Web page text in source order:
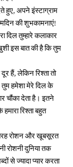
हुए, अपने इंस्टाग्राम
की शुभकामनाएं!
दिल तुम्हारे कलाकार
इस बात की है कि तुम
हैं, लेकिन रिश्ता तो
हमेशा मेरे दिल के
चौंका देता है। इतने
रिश्ता बहुत
तरह रोशन और खूबसूरत
रोशनी दुनिया तक
ज्यादा प्यार करता